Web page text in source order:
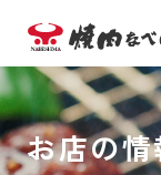
お店の